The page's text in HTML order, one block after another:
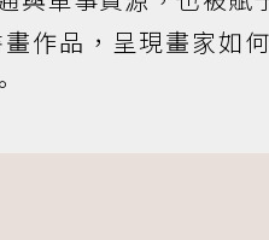
作品，呈現畫家如